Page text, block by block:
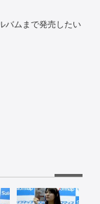
バムまで発売したい